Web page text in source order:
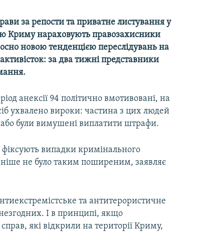
за репости та приватне листування у
Криму нараховують правозахисники
новою тенденцією переслідувань на
за два тижні представники
анексії 94 політично вмотивовані, на
ухвалено вироки: частина з цих людей
були вимушені виплатити штрафи.
фіксують випадки кримінального
не було таким поширеним, заявляє
та антитерористичне
І в принципі, якщо
які відкрили на території Криму,